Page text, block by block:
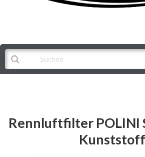
Rennluftfilter POLINI
Kunststoff